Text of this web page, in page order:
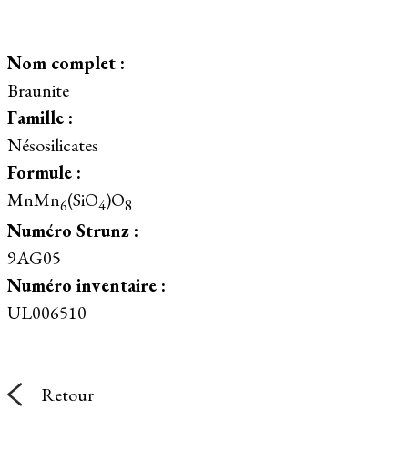
Nom complet :
Braunite
Famille :
Nésosilicates
Formule :
MnMn6(SiO4)O8
Numéro Strunz :
9AG05
Numéro inventaire :
UL006510
Retour